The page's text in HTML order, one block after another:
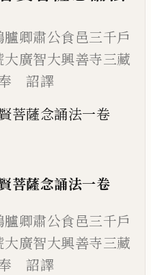
卿肅公食邑三千戶
廣智大興善寺三藏
詔譯
菩薩念誦法一卷
菩薩念誦法一卷
臚卿肅公食邑三千戶
大廣智大興善寺三藏
詔譯